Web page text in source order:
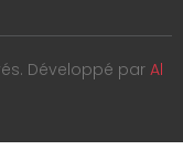
Développé par Al